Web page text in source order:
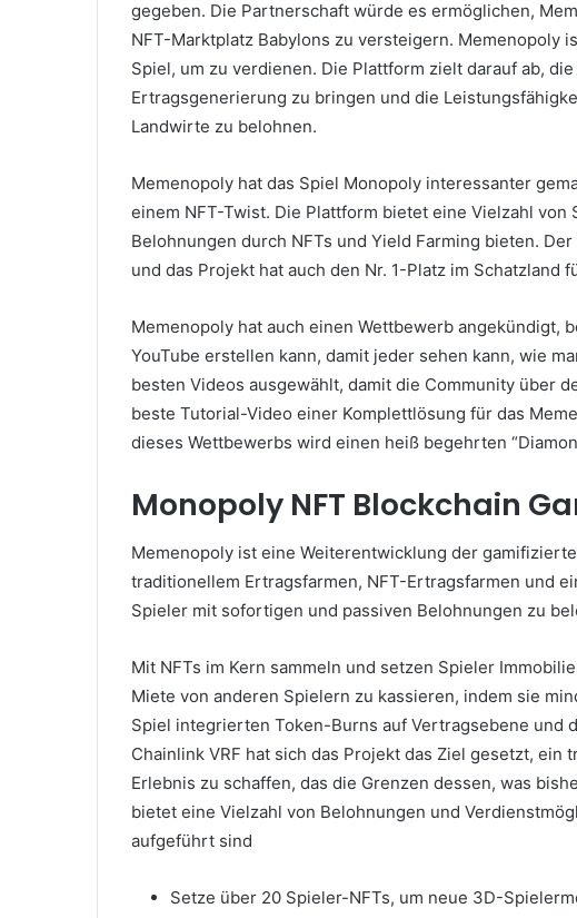
gegeben. Die Partnerschaft würde es ermöglichen,
NFT-Marktplatz Babylons zu versteigern. Memenopoly
Spiel, um zu verdienen. Die Plattform zielt darauf ab,
Ertragsgenerierung zu bringen und die
Landwirte zu belohnen.
Memenopoly hat das Spiel Monopoly interessanter
einem NFT-Twist. Die Plattform bietet eine Vielzahl
Belohnungen durch NFTs und Yield Farming bieten.
und das Projekt hat auch den Nr. 1-Platz im Schatzland
Memenopoly hat auch einen Wettbewerb angekündigt,
YouTube erstellen kann, damit jeder sehen kann, wie
besten Videos ausgewählt, damit die Community über
beste Tutorial-Video einer Komplettlösung für das
dieses Wettbewerbs wird einen heiß begehrten
Monopoly NFT Blockchain
Memenopoly ist eine Weiterentwicklung der
traditionellem Ertragsfarmen, NFT-Ertragsfarmen und
Spieler mit sofortigen und passiven Belohnungen zu
Mit NFTs im Kern sammeln und setzen Spieler
Miete von anderen Spielern zu kassieren, indem sie
Spiel integrierten Token-Burns auf Vertragsebene und
Chainlink VRF hat sich das Projekt das Ziel gesetzt, ein
Erlebnis zu schaffen, das die Grenzen dessen, was
bietet eine Vielzahl von Belohnungen und
aufgeführt sind
Setze über 20 Spieler-NFTs, um neue 3D-